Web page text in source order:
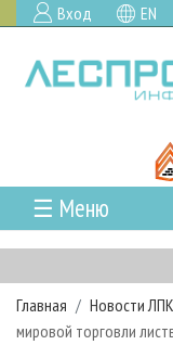
Вход EN
☰ Меню
ГЛАВНАЯ
РУБРИКИ И ТЕМЫ
РУБРИКИ ЖУРНАЛА
НОВОСТИ
Главная Новости ЛПК
мировой торговли